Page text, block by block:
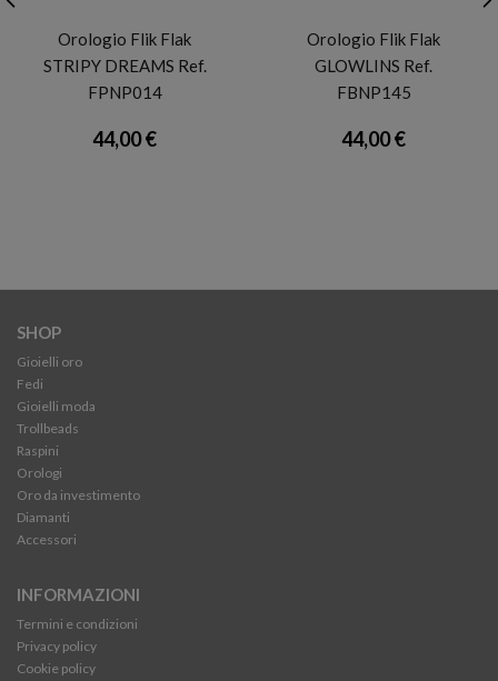
Orologio Flik Flak
STRIPY DREAMS Ref.
FPNP014
44,00 €
Orologio Flik Flak
GLOWLINS Ref.
FBNP145
44,00 €
SHOP
Gioielli oro
Fedi
Gioielli moda
Trollbeads
Raspini
Orologi
Oro da investimento
Diamanti
Accessori
INFORMAZIONI
Termini e condizioni
Privacy policy
Cookie policy